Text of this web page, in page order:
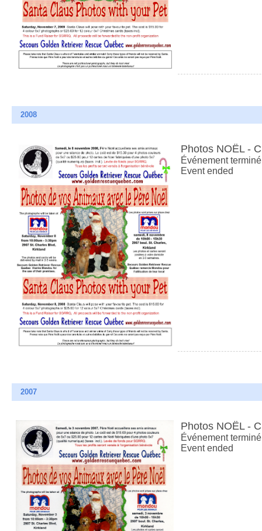
2008
Photos NOËL -
Événement terminé
Event ended
2007
Photos NOËL -
Événement terminé
Event ended